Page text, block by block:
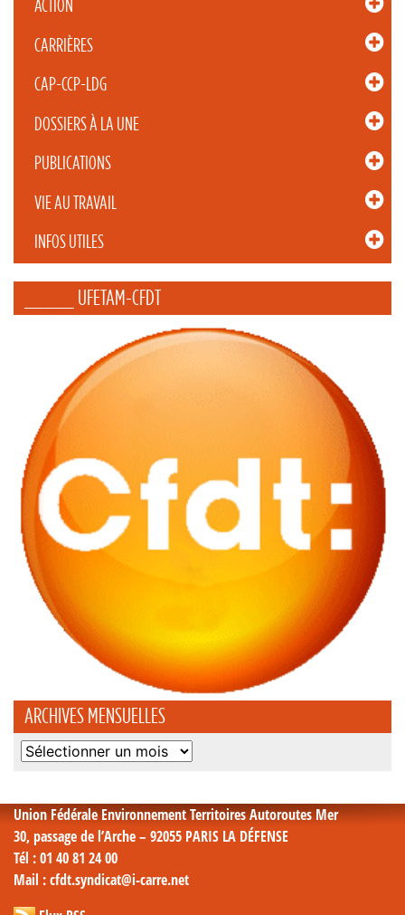
ACTION
CARRIÈRES
CAP-CCP-LDG
DOSSIERS À LA UNE
PUBLICATIONS
VIE AU TRAVAIL
INFOS UTILES
_____ UFETAM-CFDT
ARCHIVES MENSUELLES
Archives
Union Fédérale Environnement Territoires Autoroutes Mer
30, passage de l’Arche – 92055 PARIS LA DÉFENSE
Tél : 01 40 81 24 00
Mail : cfdt.syndicat@i-carre.net